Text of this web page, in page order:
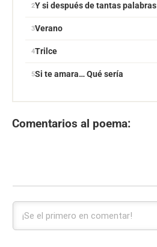
Y si después de tantas palabras
Verano
Trilce
Si te amara… Qué sería
Comentarios al poema: